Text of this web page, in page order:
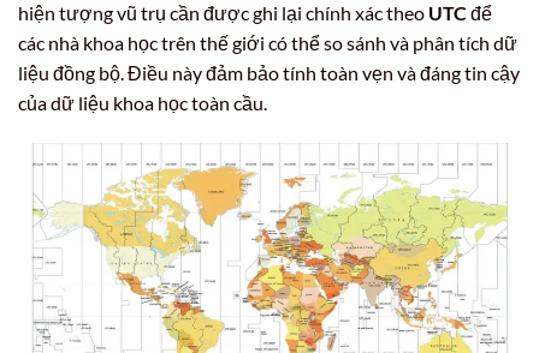
hiện tượng vũ trụ cần được ghi lại chính xác theo UTCđể
các nhà khoa học trên thế giới có thể so sánh và phân tích dữ
liệu đồng bộ. Điều này đảm bảo tính toàn vẹn và đáng tin cậy
của dữ liệu khoa học toàn cầu.